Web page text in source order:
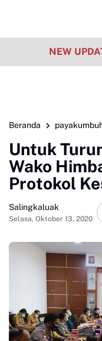
NEW
Beranda
Untuk
Wako
Protokol
Salingkaluak
Selasa, Oktober 13, 2020